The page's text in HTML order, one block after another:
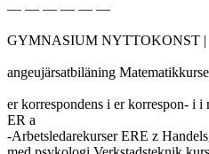
— — — — — —
GYMNASIUM NYTTOKONST |
angeujärsatbiläning
er korrespondens i er korrespon- i i
ER a
-Arbetsledarekurser ERE z